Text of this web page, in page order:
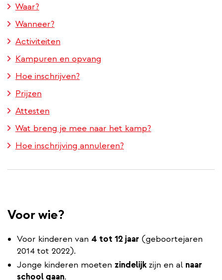
Waar?
Wanneer?
Activiteiten
Kampuren en opvang
Hoe inschrijven?
Prijzen
Attesten
Wat breng je mee naar het kamp?
Hoe inschrijving annuleren?
Voor wie?
Voor kinderen van 4 tot 12 jaar (geboortejaren
2014 tot 2022).
Jonge kinderen moeten zindelijk zijn en al naar
school gaan.